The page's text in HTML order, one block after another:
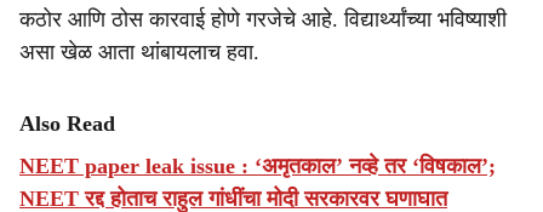
कठोर आणि ठोस कारवाई होणे गरजेचे आहे. विद्यार्थ्यांच्या भविष्याशी
असा खेळ आता थांबायलाच हवा.
Also Read
NEET paper leak issue : ‘अमृतकाल’ नव्हे तर ‘विषकाल’;
NEET रद्द होताच राहुल गांधींचा मोदी सरकारवर घणाघात